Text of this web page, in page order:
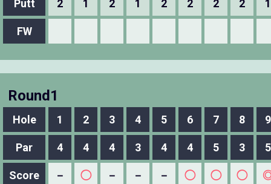
Putt 2 1 2 1 2 2 2 2 1
FW
Round1
Hole 1 2 3 4 5 6 7 8 9
Par 4 4 4 3 4 4 5 3 5
Score － ◯ － － － ◯ ◯ ◯